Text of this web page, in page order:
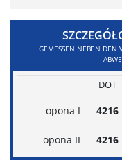
GEMESSEN NEBEN DEN
DOT
opona I 4216
opona II 4216